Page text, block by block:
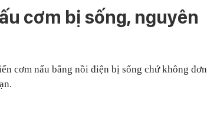
cơm bị sống, nguyên
cơm nấu bằng nồi điện bị sống chứ không đơn